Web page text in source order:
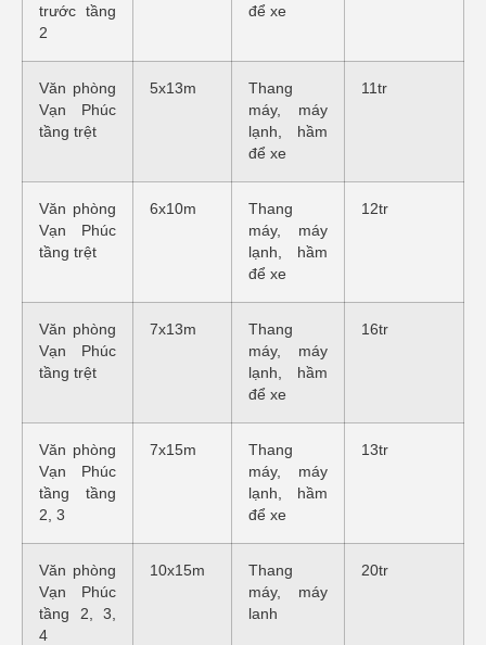
trước tầng
2
để xe
Văn phòng
Vạn Phúc
tầng trệt
5x13m
Thang
máy, máy
lạnh, hầm
để xe
11tr
Văn phòng
Vạn Phúc
tầng trệt
6x10m
Thang
máy, máy
lạnh, hầm
để xe
12tr
Văn phòng
Vạn Phúc
tầng trệt
7x13m
Thang
máy, máy
lạnh, hầm
để xe
16tr
Văn phòng
Vạn Phúc
tầng tầng
2, 3
7x15m
Thang
máy, máy
lạnh, hầm
để xe
13tr
Văn phòng
Vạn Phúc
tầng 2, 3,
4
10x15m
Thang
máy, máy
lanh
20tr